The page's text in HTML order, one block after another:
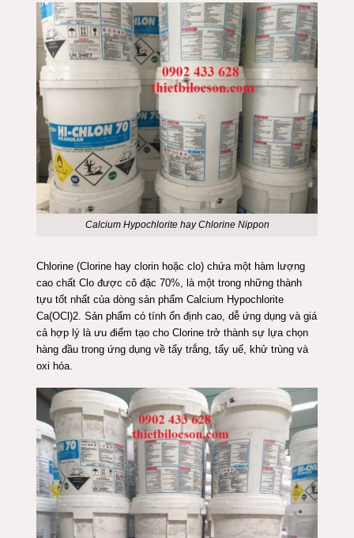
Calcium Hypochlorite hay Chlorine Nippon
Chlorine (Clorine hay clorin hoặc clo) chứa một hàm lượng
cao chất Clo được cô đặc 70%, là một trong những thành
tựu tốt nhất của dòng sản phẩm Calcium Hypochlorite
Ca(OCl)2. Sản phẩm có tính ổn định cao, dễ ứng dụng và giá
cả hợp lý là ưu điểm tạo cho Clorine trở thành sự lựa chọn
hàng đầu trong ứng dụng về tẩy trắng, tẩy uế, khử trùng và
oxi hóa.